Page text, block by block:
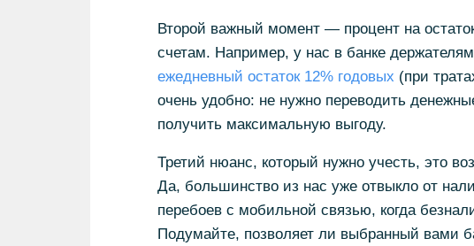
Второй важный момент — процент на
счетам. Например, у нас в банке
ежедневный остаток 12% годовых (при
очень удобно: не нужно переводить
получить максимальную выгоду.
Третий нюанс, который нужно учесть, это
Да, большинство из нас уже отвыкло от
перебоев с мобильной связью, когда
Подумайте, позволяет ли выбранный вами